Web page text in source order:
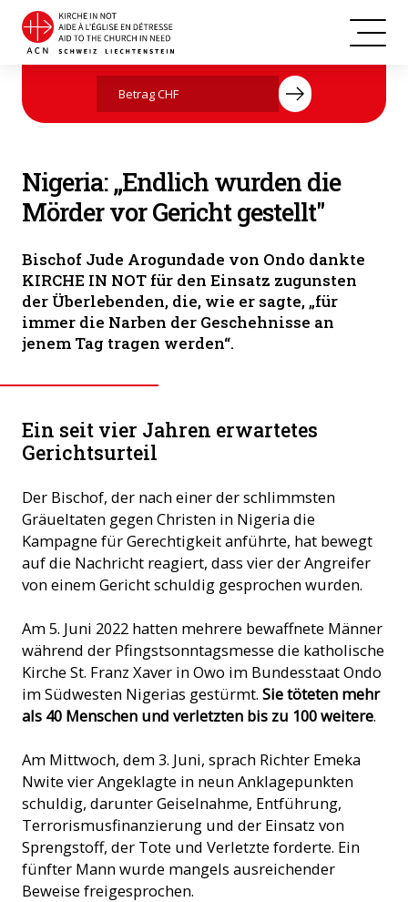
© Mit freundlicher Genehmigung der Diözese Ondo
Jetzt mit Ihrer Spende helfen
Nigeria: „Endlich wurden die
Mörder vor Gericht gestellt"
Bischof Jude Arogundade von Ondo dankte
KIRCHE IN NOT für den Einsatz zugunsten
der Überlebenden, die, wie er sagte, „für
immer die Narben der Geschehnisse an
jenem Tag tragen werden“.
Ein seit vier Jahren erwartetes
Gerichtsurteil
Der Bischof, der nach einer der schlimmsten
Gräueltaten gegen Christen in Nigeria die
Kampagne für Gerechtigkeit anführte, hat bewegt
auf die Nachricht reagiert, dass vier der Angreifer
von einem Gericht schuldig gesprochen wurden.
Am 5. Juni 2022 hatten mehrere bewaffnete Männer
während der Pfingstsonntagsmesse die katholische
Kirche St. Franz Xaver in Owo im Bundesstaat Ondo
im Südwesten Nigerias gestürmt. Sie töteten mehr
als 40 Menschen und verletzten bis zu 100 weitere.
Am Mittwoch, dem 3. Juni, sprach Richter Emeka
Nwite vier Angeklagte in neun Anklagepunkten
schuldig, darunter Geiselnahme, Entführung,
Terrorismusfinanzierung und der Einsatz von
Sprengstoff, der Tote und Verletzte forderte. Ein
fünfter Mann wurde mangels ausreichender
Beweise freigesprochen.